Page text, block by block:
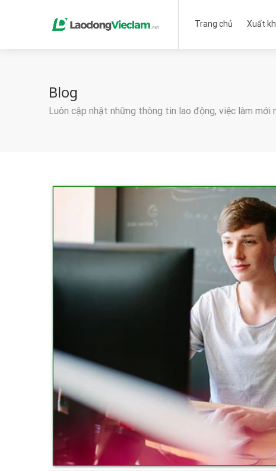
Trang chủ Xuất
Blog
Luôn cập nhật những thông tin lao động, việc làm mới